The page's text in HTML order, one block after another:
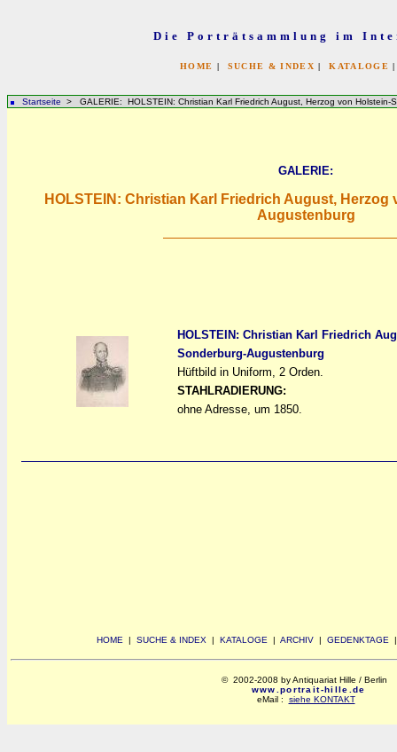
Die Porträtsammlung im
HOME | SUCHE & INDEX |KATALOGE
Startseite > GALERIE: HOLSTEIN: Christian Karl Friedrich August, Herzog von Holstein-
GALERIE:
HOLSTEIN: Christian Karl Friedrich August,
Augustenburg
HOLSTEIN: Christian Karl Friedrich
Sonderburg-Augustenburg
Hüftbild in Uniform, 2 Orden.
STAHLRADIERUNG:
ohne Adresse, um 1850.
HOME | SUCHE & INDEX | KATALOGE | ARCHIV | GEDENKTAGE
© 2002-2008 by Antiquariat Hille / Berlin
www.portrait-hille.de
eMail : siehe KONTAKT